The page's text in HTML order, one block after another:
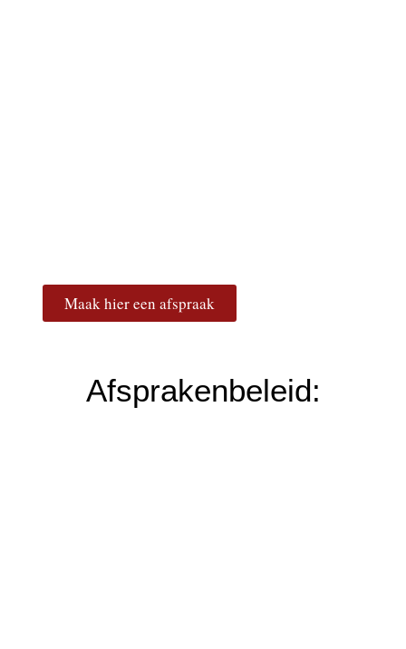
Maak hier een afspraak
Afsprakenbeleid: